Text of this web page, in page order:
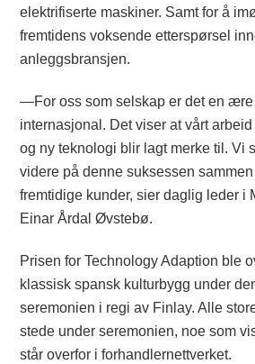
elektrifiserte maskiner. Samt for å
fremtidens voksende etterspørsel
anleggsbransjen.
—For oss som selskap er det en
internasjonal. Det viser at vårt
og ny teknologi blir lagt merke til. Vi
videre på denne suksessen
fremtidige kunder, sier daglig leder i
Einar Årdal Øvstebø.
Prisen for Technology Adaption ble
klassisk spansk kulturbygg under
seremonien i regi av Finlay. Alle
stede under seremonien, noe som
står overfor i forhandlernettverket.